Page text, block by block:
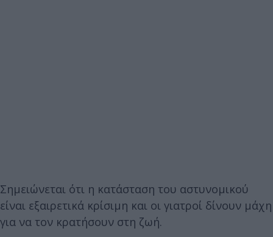
Σημειώνεται ότι η κατάσταση του αστυνομικού
είναι εξαιρετικά κρίσιμη και οι γιατροί δίνουν μάχη
για να τον κρατήσουν στη ζωή.